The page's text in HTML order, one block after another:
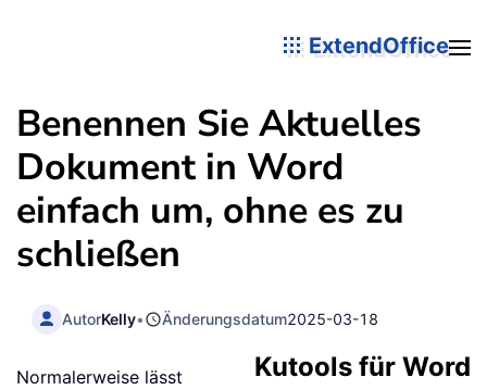
ExtendOffice
Benennen Sie Aktuelles
Dokument in Word
einfach um, ohne es zu
schließen
AutorKelly• Änderungsdatum2025-03-18
Kutools für Word
Normalerweise lässt